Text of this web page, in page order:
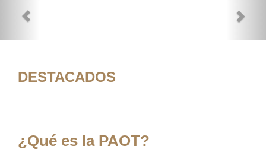
DESTACADOS
¿Qué es la PAOT?